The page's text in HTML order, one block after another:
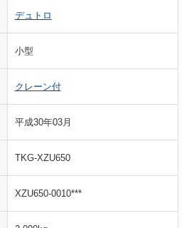
デュトロ
小型
クレーン付
平成30年03月
TKG-XZU650
XZU650-0010***